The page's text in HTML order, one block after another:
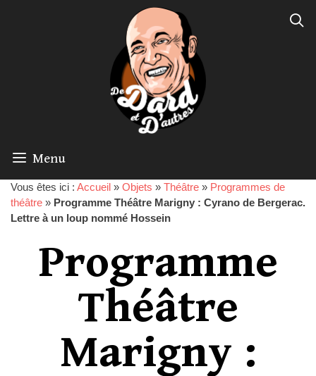
Menu
Vous êtes ici : Accueil » Objets » Théâtre » Programmes de
théâtre » Programme Théâtre Marigny : Cyrano de Bergerac.
Lettre à un loup nommé Hossein
Programme
Théâtre
Marigny :